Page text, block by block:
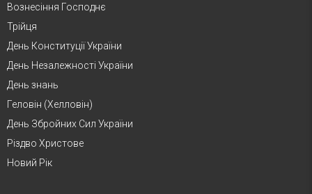
Вознесіння Господнє
Трійця
День Конституції України
День Незалежності України
День знань
Геловін (Хелловін)
День Збройних Сил України
Різдво Христове
Новий Рік